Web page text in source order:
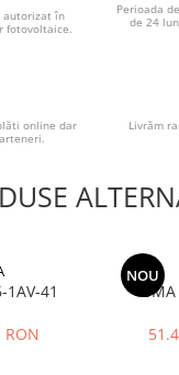
autorizat în
fotovoltaice.
Perioada
de 24
online dar
Livrăm
1AV-41
RON
NOU